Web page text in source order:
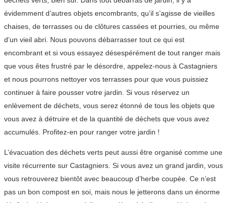
évidemment d’autres objets encombrants, qu’il s’agisse de vieilles
chaises, de terrasses ou de clôtures cassées et pourries, ou même
d’un vieil abri. Nous pouvons débarrasser tout ce qui est
encombrant et si vous essayez désespérément de tout ranger mais
que vous êtes frustré par le désordre, appelez-nous à Castagniers
et nous pourrons nettoyer vos terrasses pour que vous puissiez
continuer à faire pousser votre jardin. Si vous réservez un
enlèvement de déchets, vous serez étonné de tous les objets que
vous avez à détruire et de la quantité de déchets que vous avez
accumulés. Profitez-en pour ranger votre jardin !
L’évacuation des déchets verts peut aussi être organisé comme une
visite récurrente sur Castagniers. Si vous avez un grand jardin, vous
vous retrouverez bientôt avec beaucoup d’herbe coupée. Ce n’est
pas un bon compost en soi, mais nous le jetterons dans un énorme